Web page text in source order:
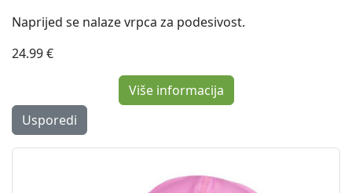
Naprijed se nalaze vrpca za podesivost.
24.99 €
Više informacija
Usporedi